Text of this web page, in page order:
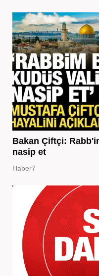
Bakan Çiftçi:
nasip et
Haber7